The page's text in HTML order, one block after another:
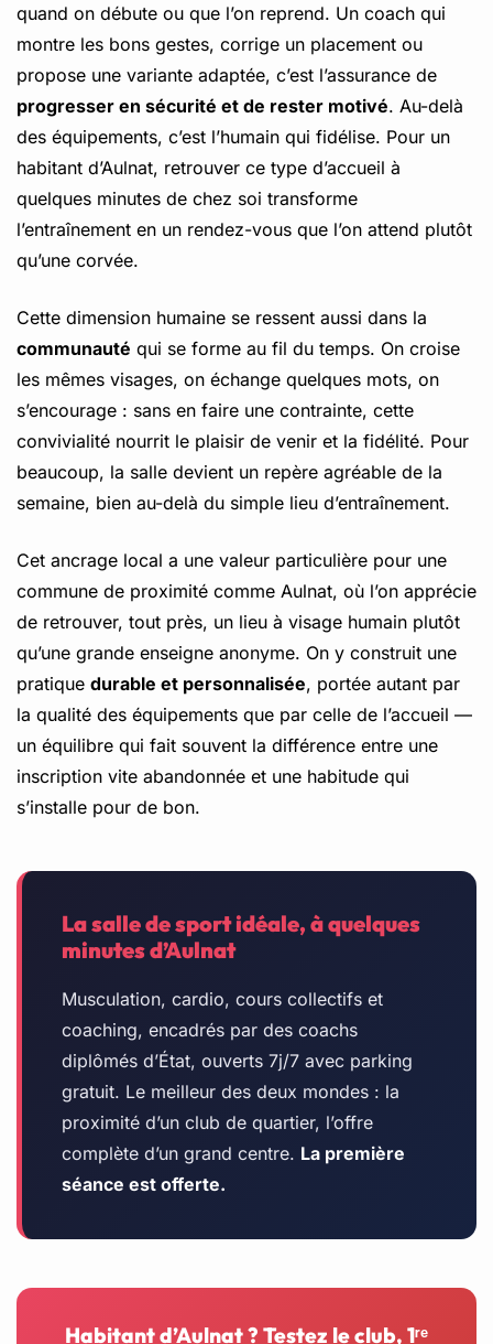
quand on débute ou que l’on reprend. Un coach qui
montre les bons gestes, corrige un placement ou
propose une variante adaptée, c’est l’assurance de
progresser en sécurité et de rester motivé. Au-delà
des équipements, c’est l’humain qui fidélise. Pour un
habitant d’Aulnat, retrouver ce type d’accueil à
quelques minutes de chez soi transforme
l’entraînement en un rendez-vous que l’on attend plutôt
qu’une corvée.
Cette dimension humaine se ressent aussi dans la
communauté qui se forme au fil du temps. On croise
les mêmes visages, on échange quelques mots, on
s’encourage : sans en faire une contrainte, cette
convivialité nourrit le plaisir de venir et la fidélité. Pour
beaucoup, la salle devient un repère agréable de la
semaine, bien au-delà du simple lieu d’entraînement.
Cet ancrage local a une valeur particulière pour une
commune de proximité comme Aulnat, où l’on apprécie
de retrouver, tout près, un lieu à visage humain plutôt
qu’une grande enseigne anonyme. On y construit une
pratique durable et personnalisée, portée autant par
la qualité des équipements que par celle de l’accueil —
un équilibre qui fait souvent la différence entre une
inscription vite abandonnée et une habitude qui
s’installe pour de bon.
La salle de sport idéale, à quelques
minutes d’Aulnat
Musculation, cardio, cours collectifs et
coaching, encadrés par des coachs
diplômés d’État, ouverts 7j/7 avec parking
gratuit. Le meilleur des deux mondes : la
proximité d’un club de quartier, l’offre
complète d’un grand centre. La première
séance est offerte.
Habitant d’Aulnat ? Testez le club, 1ʳᵉ